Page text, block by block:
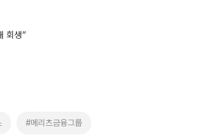
회생”
#메리츠금융그룹